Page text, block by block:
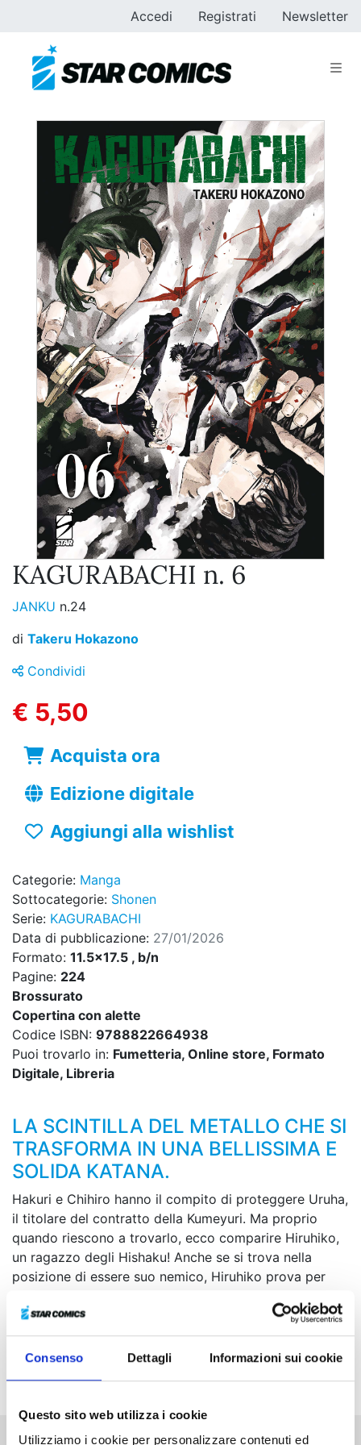
Consenso Dettagli Informazioni sui cookie
Questo sito web utilizza i cookie
Utilizziamo i cookie per personalizzare contenuti ed
Accedi Registrati Newsletter
KAGURABACHI n. 6
JANKU n.24
di Takeru Hokazono
Condividi
€ 5,50
Acquista ora
Edizione digitale
Aggiungi alla wishlist
Categorie: Manga
Sottocategorie: Shonen
Serie: KAGURABACHI
Data di pubblicazione: 27/01/2026
Formato: 11.5x17.5 , b/n
Pagine: 224
Brossurato
Copertina con alette
Codice ISBN: 9788822664938
Puoi trovarlo in: Fumetteria, Online store, Formato
Digitale, Libreria
LA SCINTILLA DEL METALLO CHE SI
TRASFORMA IN UNA BELLISSIMA E
SOLIDA KATANA.
Hakuri e Chihiro hanno il compito di proteggere Uruha,
il titolare del contratto della Kumeyuri. Ma proprio
quando riescono a trovarlo, ecco comparire Hiruhiko,
un ragazzo degli Hishaku! Anche se si trova nella
posizione di essere suo nemico, Hiruhiko prova per
separati dal resto della società, si scontreranno
facendo ardere uno la vita dell’altro! Il piano definitivo
che ruota attorno alle spade incantate si sta pian